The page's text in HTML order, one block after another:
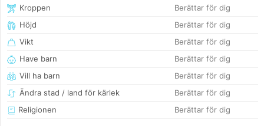
Kroppen
Berättar för dig
Höjd
Berättar för dig
Vikt
Berättar för dig
Have barn
Berättar för dig
Vill ha barn
Berättar för dig
Ändra stad / land för kärlek
Berättar för dig
Religionen
Berättar för dig